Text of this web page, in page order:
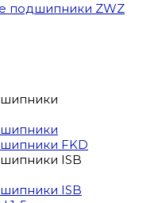
подшипники ZWZ
FKD
ISB
ISB